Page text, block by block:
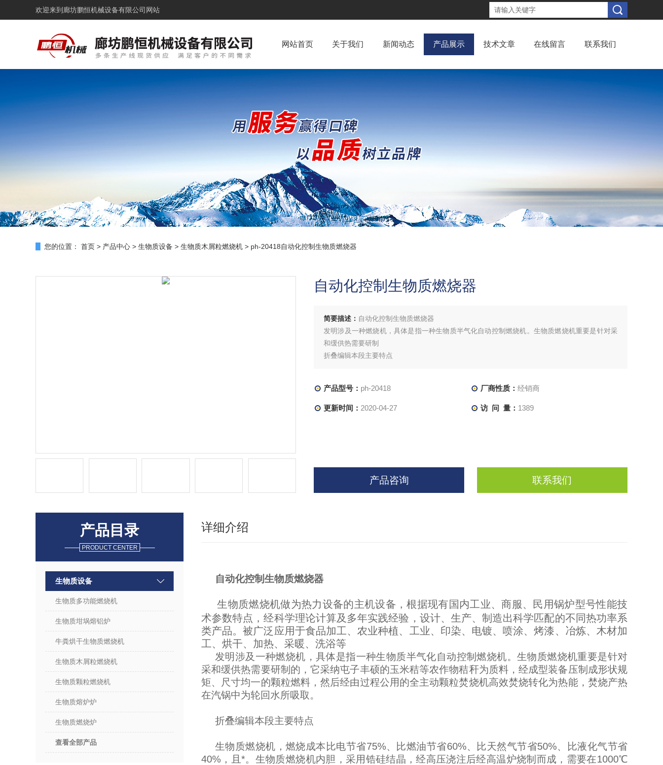
欢迎来到 廊坊鹏恒机械设备有限公司网站
网站首页 关于我们 新闻动态 产品展示 技术文章 在线留言 联系我们
您的位置： 首页 > 产品中心 > 生物质设备 > 生物质木屑粒燃烧机 > ph-20418自动化控制生物质燃烧器
自动化控制生物质燃烧器
简要描述： 自动化控制生物质燃烧器
发明涉及一种燃烧机，具体是指一种生物质半气化自动控制燃烧机。生物质燃烧机重要是针对采
和缓供热需要研制
折叠编辑本段主要特点
产品型号： ph-20418 厂商性质： 经销商
更新时间： 2020-04-27 访 问 量： 1389
产品咨询 联系我们
产品目录
PRODUCT CENTER
生物质设备
生物质多功能燃烧机
生物质坩埚熔铝炉
牛粪烘干生物质燃烧机
生物质木屑粒燃烧机
生物质颗粒燃烧机
生物质熔炉炉
生物质燃烧炉
查看全部产品
详细介绍
自动化控制生物质燃烧器
生物质燃烧机做为热力设备的主机设备，根据现有国内工业、商服、民用锅炉型号性能技
术参数特点，经科学理论计算及多年实践经验，设计、生产、制造出科学匹配的不同热功率系
类产品。被广泛应用于食品加工、农业种植、工业、印染、电镀、喷涂、烤漆、冶炼、木材加
工、烘干、加热、采暖、洗浴等
发明涉及一种燃烧机，具体是指一种生物质半气化自动控制燃烧机。生物质燃烧机重要是针对
采和缓供热需要研制的，它采纳屯子丰硕的玉米秸等农作物秸秆为质料，经成型装备压制成形状规
矩、尺寸均一的颗粒燃料，然后经由过程公用的全主动颗粒焚烧机高效焚烧转化为热能，焚烧产热
在汽锅中为轮回水所吸取。
折叠编辑本段主要特点
生物质燃烧机，燃烧成本比电节省75%、比燃油节省60%、比天然气节省50%、比液化气节省
40% ，且*。生物质燃烧机内胆，采用锆硅结晶，经高压浇注后经高温炉烧制而成，需要在1000℃